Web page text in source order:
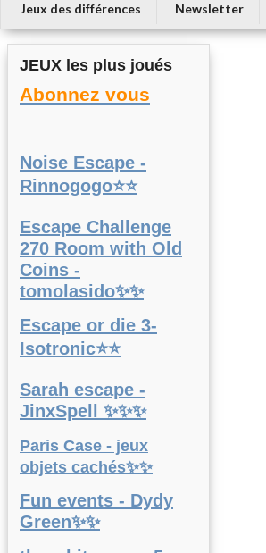
Jeux des différences
Newsletter
JEUX les plus joués
Abonnez vous
Noise Escape -
Rinnogogo⭐⭐
Escape Challenge
270 Room with Old
Coins -
tomolasido✨✨
Escape or die 3-
Isotronic⭐⭐
Sarah escape -
JinxSpell ✨✨✨
Paris Case - jeux
objets cachés✨✨
Fun events - Dydy
Green✨✨